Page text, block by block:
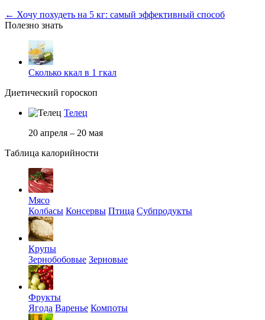
← Хочу похудеть на 5 кг: самый эффективный способ
Полезно знать
Сколько ккал в 1 гкал
Диетический гороскоп
Телец
20 апреля – 20 мая
Таблица калорийности
Мясо
Колбасы Консервы Птица Субпродукты
Крупы
Зернобобовые Зерновые
Фрукты
Ягода Варенье Компоты